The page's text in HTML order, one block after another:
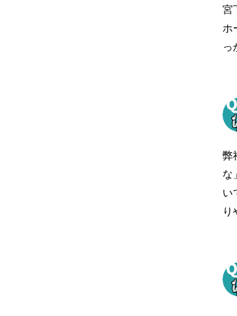
宮
ホ
っ
弊
な
い
り